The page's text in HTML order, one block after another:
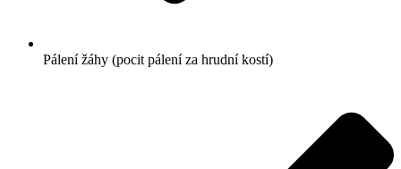
Pálení žáhy (pocit pálení za hrudní kostí)